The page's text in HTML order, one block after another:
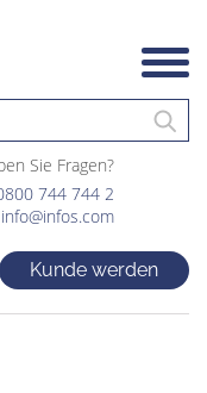
Sie Fragen?
744 744 2
info@infos.com
Kunde werden